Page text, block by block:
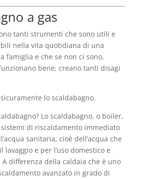
a gas
tanti strumenti che sono utili e
nella vita quotidiana di una
famiglia e che se non ci sono,
bene, creano tanti disagi
lo scaldabagno.
Lo scaldabagno, o boiler,
di riscaldamento immediato
sanitaria, cioè dell’acqua che
lavaggio e per l’uso domestico e
differenza della caldaia che è uno
avanzato in grado di